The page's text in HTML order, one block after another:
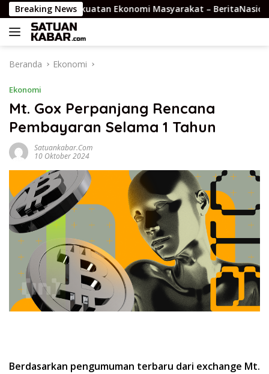
Langsung
ke
konten
Breaking News
Jadi Kekuatan Ekonomi Masyarakat – BeritaNasional.ID
Beranda Ekonomi
Ekonomi
Mt. Gox Perpanjang Rencana
Pembayaran Selama 1 Tahun
Satuankabar.com
10 Oktober 2024
Berdasarkan pengumuman terbaru dari exchange Mt.